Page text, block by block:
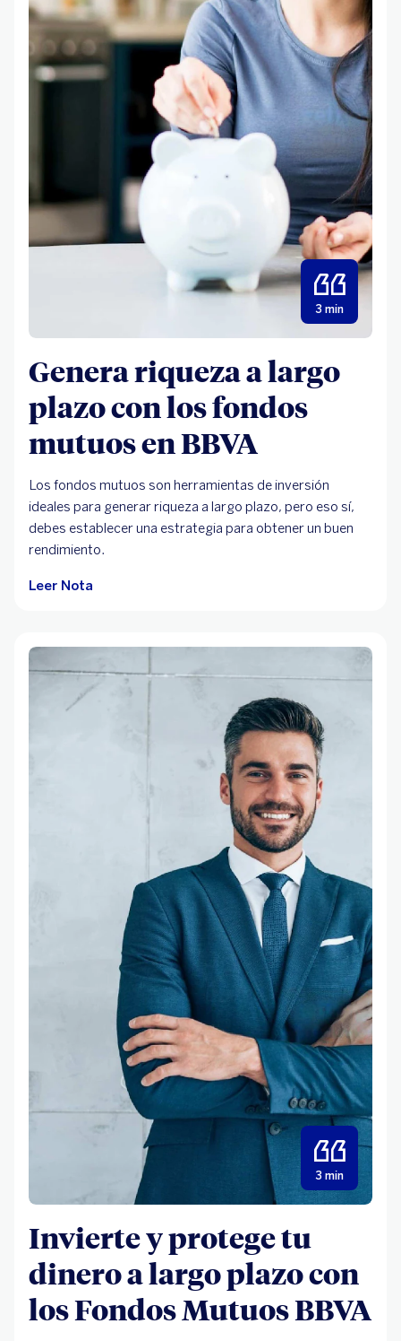
3 min
Genera riqueza a largo
plazo con los fondos
mutuos en BBVA
Los fondos mutuos son herramientas de inversión
ideales para generar riqueza a largo plazo, pero eso sí,
debes establecer una estrategia para obtener un buen
rendimiento.
Leer Nota
3 min
Invierte y protege tu
dinero a largo plazo con
los Fondos Mutuos BBVA